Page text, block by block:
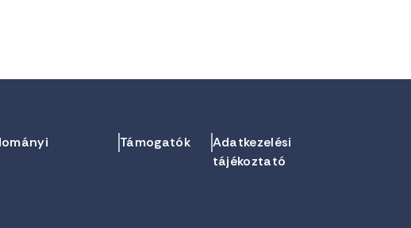
Támogatók
Adatkezelési
tájékoztató